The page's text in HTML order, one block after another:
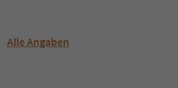
Alle Angaben